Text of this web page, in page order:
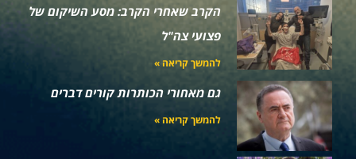
הקרב שאחרי הקרב: מסע השיקום של
פצועי צה"ל
להמשך קריאה »
גם מאחורי הכותרות קורים דברים
להמשך קריאה »